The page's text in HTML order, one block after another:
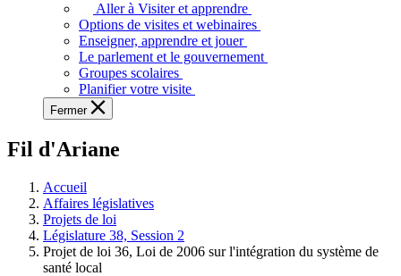
voir,
apprendre
et
à
à
législative.
Aller à Visiter et apprendre
Options de visites et webinaires
Enseigner, apprendre et jouer
Le parlement et le gouvernement
Groupes scolaires
Planifier votre visite
Fermer
Fil d'Ariane
Accueil
Affaires législatives
Projets de loi
Législature 38, Session 2
Projet de loi 36, Loi de 2006 sur l'intégration du système de
santé local